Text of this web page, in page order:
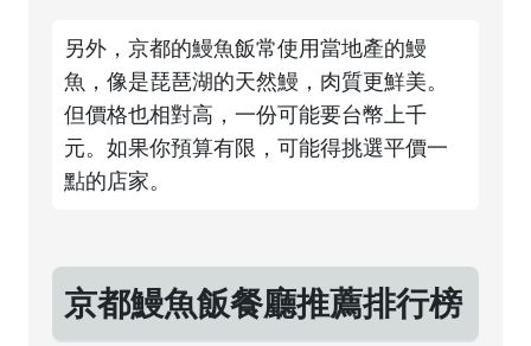
另外，京都的鰻魚飯常使用當地產的鰻
魚，像是琵琶湖的天然鰻，肉質更鮮美。
但價格也相對高，一份可能要台幣上千
元。如果你預算有限，可能得挑選平價一
點的店家。
京都鰻魚飯餐廳推薦排行榜